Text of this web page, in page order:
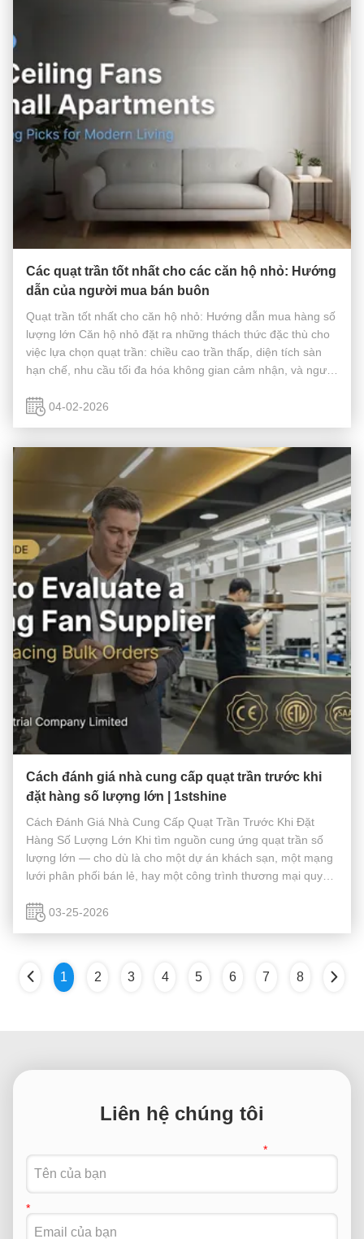
Các quạt trần tốt nhất cho các căn hộ nhỏ: Hướng
dẫn của người mua bán buôn
Quạt trần tốt nhất cho căn hộ nhỏ: Hướng dẫn mua hàng số
lượng lớn Căn hộ nhỏ đặt ra những thách thức đặc thù cho
việc lựa chọn quạt trần: chiều cao trần thấp, diện tích sàn
hạn chế, nhu cầu tối đa hóa không gian cảm nhận, và người
mỹ trong m...
04-02-2026
Cách đánh giá nhà cung cấp quạt trần trước khi
đặt hàng số lượng lớn | 1stshine
Cách Đánh Giá Nhà Cung Cấp Quạt Trần Trước Khi Đặt
Hàng Số Lượng Lớn Khi tìm nguồn cung ứng quạt trần số
lượng lớn — cho dù là cho một dự án khách sạn, một mạng
lưới phân phối bán lẻ, hay một công trình thương mại quy
giao hàng chậm trễ, kiểm ...
03-25-2026
1 2 3 4 5 6 7 8
Liên hệ chúng tôi